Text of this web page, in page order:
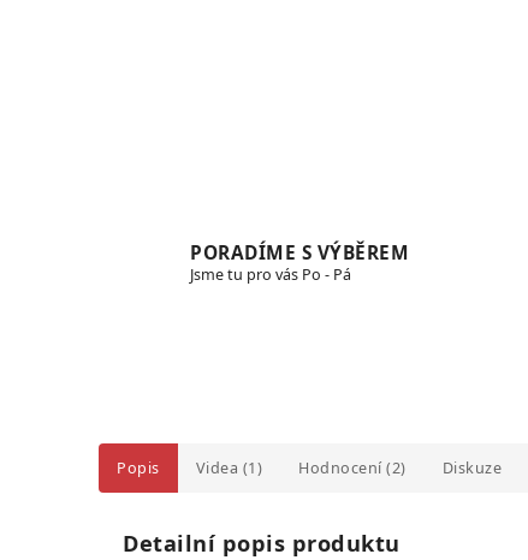
PORADÍME S VÝBĚREM
Jsme tu pro vás Po - Pá
Popis Videa (1) Hodnocení (2) Diskuze
Detailní popis produktu